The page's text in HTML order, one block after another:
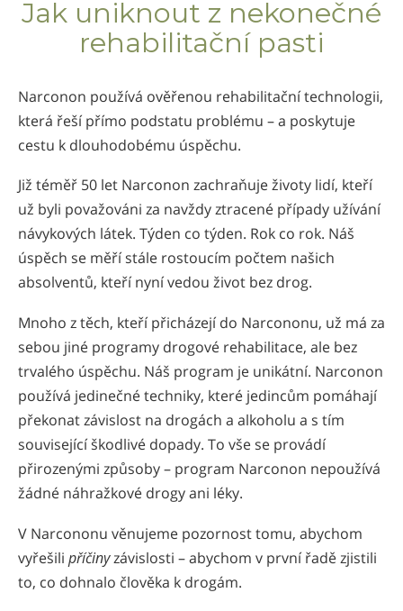
Norsk
Portuguès
Русский (Russian)
Svenska
Arabic
Nepali
Ukrainian
Čeština
Turkish
Všechny oblasti/Jazyky
Jak uniknout z nekonečné
rehabilitační pasti
Narconon používá ověřenou rehabilitační technologii,
která řeší přímo podstatu problému – a poskytuje
cestu k dlouhodobému úspěchu.
Již téměř 50 let Narconon zachraňuje životy lidí, kteří
už byli považováni za navždy ztracené případy užívání
návykových látek. Týden co týden. Rok co rok. Náš
úspěch se měří stále rostoucím počtem našich
absolventů, kteří nyní vedou život bez drog.
Mnoho z těch, kteří přicházejí do Narcononu, už má za
sebou jiné programy drogové rehabilitace, ale bez
trvalého úspěchu. Náš program je unikátní. Narconon
používá jedinečné techniky, které jedincům pomáhají
překonat závislost na drogách a alkoholu a s tím
související škodlivé dopady. To vše se provádí
přirozenými způsoby – program Narconon nepoužívá
žádné náhražkové drogy ani léky.
V Narcononu věnujeme pozornost tomu, abychom
vyřešili příčinyzávislosti – abychom v první řadě zjistili
to, co dohnalo člověka k drogám.